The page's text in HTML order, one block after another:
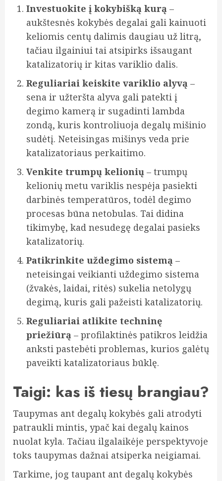
Investuokite į kokybišką kurą –
aukštesnės kokybės degalai gali kainuoti
keliomis centų dalimis daugiau už litrą,
tačiau ilgainiui tai atsipirks išsaugant
katalizatorių ir kitas variklio dalis.
Reguliariai keiskite variklio alyvą –
sena ir užteršta alyva gali patekti į
degimo kamerą ir sugadinti lambda
zondą, kuris kontroliuoja degalų mišinio
sudėtį. Neteisingas mišinys veda prie
katalizatoriaus perkaitimo.
Venkite trumpų kelionių – trumpų
kelionių metu variklis nespėja pasiekti
darbinės temperatūros, todėl degimo
procesas būna netobulas. Tai didina
tikimybę, kad nesudegę degalai pasieks
katalizatorių.
Patikrinkite uždegimo sistemą –
neteisingai veikianti uždegimo sistema
(žvakės, laidai, ritės) sukelia netolygų
degimą, kuris gali pažeisti katalizatorių.
Reguliariai atlikite techninę
priežiūrą – profilaktinės patikros leidžia
anksti pastebėti problemas, kurios galėtų
paveikti katalizatoriaus būklę.
Taigi: kas iš tiesų brangiau?
Taupymas ant degalų kokybės gali atrodyti
patraukli mintis, ypač kai degalų kainos
nuolat kyla. Tačiau ilgalaikėje perspektyvoje
toks taupymas dažnai atsiperka neigiamai.
Tarkime, jog taupant ant degalų kokybės